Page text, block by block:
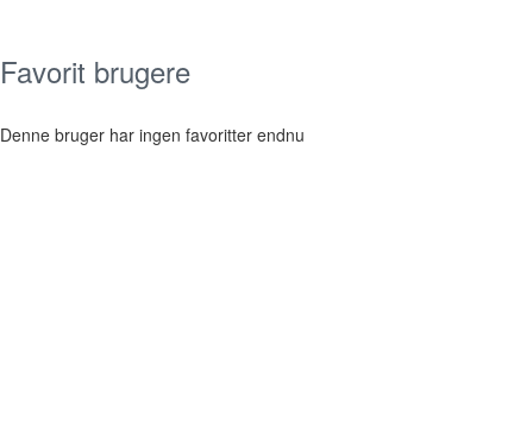
Favorit brugere
Denne bruger har ingen favoritter endnu